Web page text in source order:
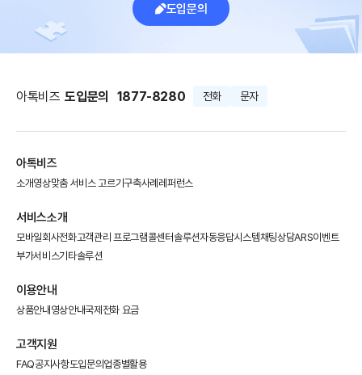
도입문의
아톡비즈 도입문의 1877-8280 전화 문자
아톡비즈
소개영상맞춤 서비스 고르기구축사례 레퍼런스
서비스소개
모바일회사전화고객관리 프로그램콜센터솔루션자동응답시스템채팅상담ARS이벤트
부가서비스기타솔루션
이용안내
상품안내 영상안내국제전화 요금
고객지원
FAQ공지사항도입문의 업종별활용